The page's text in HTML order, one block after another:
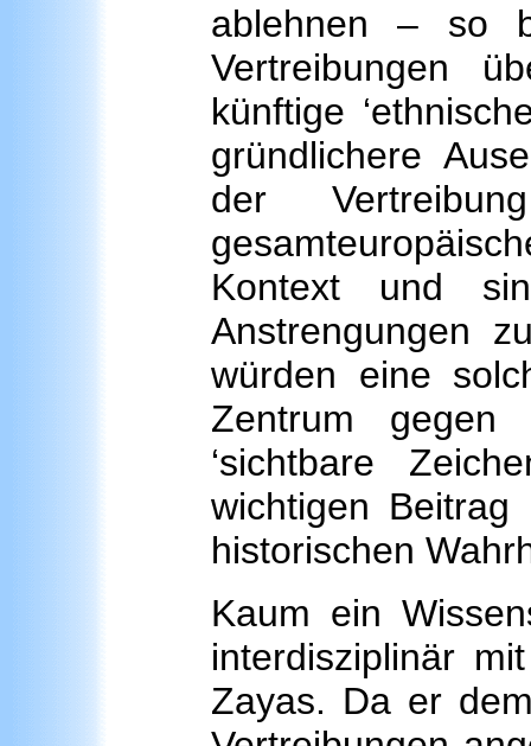
ablehnen – so
Vertreibungen
künftige
gründlichere
der
Kontext und
Anstrengungen
würden eine
Zentrum gegen
‘sichtbare
wichtigen
historischen
Kaum ein
interdisziplinär
Zayas. Da er